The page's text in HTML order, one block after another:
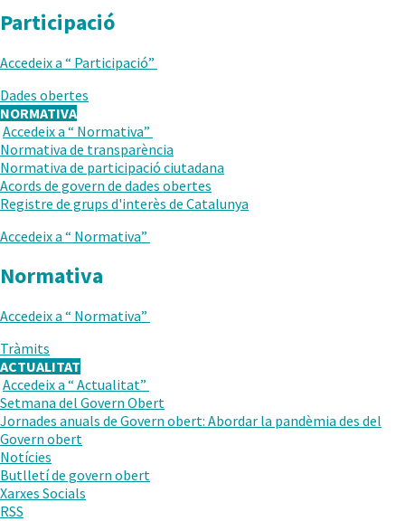
Participació
Accedeix a “ Participació”
Dades obertes
NORMATIVA
TORNAR
AL
NIVELL
ANTERIOR
Accedeix a “ Normativa”
Normativa de transparència
Normativa de participació ciutadana
Acords de govern de dades obertes
Registre de grups d'interès de Catalunya
Accedeix a “ Normativa”
Normativa
Accedeix a “ Normativa”
Tràmits
ACTUALITAT
TORNAR
AL
NIVELL
ANTERIOR
Accedeix a “ Actualitat”
Setmana del Govern Obert
Jornades anuals de Govern obert: Abordar la pandèmia des del
Govern obert
Notícies
Butlletí de govern obert
Xarxes Socials
RSS